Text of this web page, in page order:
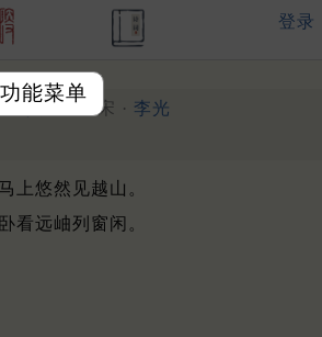
能菜单
登录
其一 宋 · 李光
上悠然见越山。
看远岫列窗闲。